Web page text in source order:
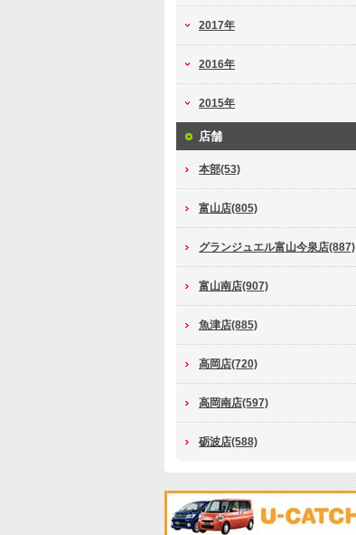
2017年
2016年
2015年
店舗
本部(53)
富山店(805)
グランジュエル富山今泉店(887)
富山南店(907)
魚津店(885)
高岡店(720)
高岡南店(597)
砺波店(588)